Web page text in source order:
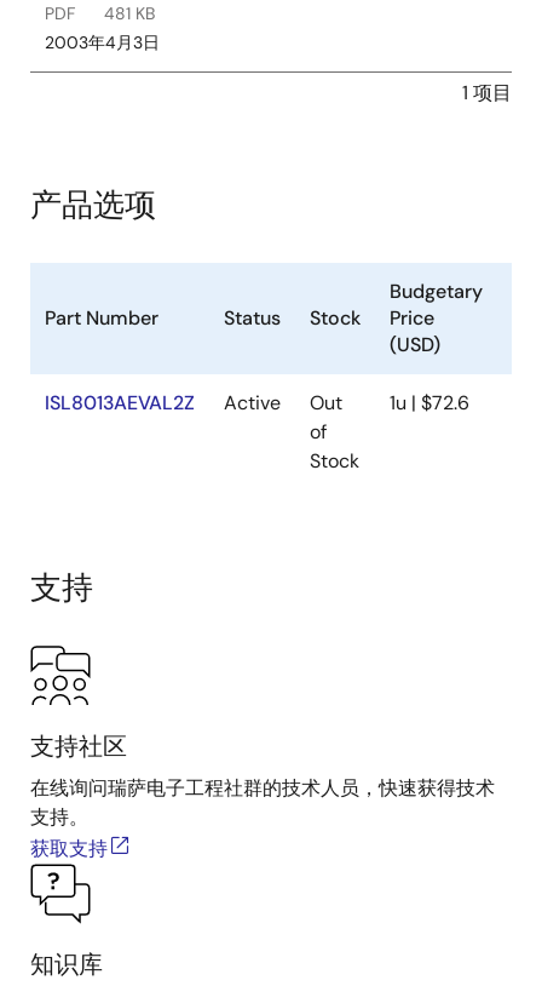
PDF
481 KB
2003年4月3日
1 项目
产品选项
Part Number Status Stock
Budgetary
Price
(USD)
ISL8013AEVAL2Z Active
Out
of
Stock
1u | $72.6
支持
支持社区
在线询问瑞萨电子工程社群的技术人员，快速获得技术
支持。
获取支持
知识库